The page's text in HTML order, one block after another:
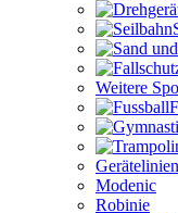
Weitere
Gerätelinien
Modenic
Robinie